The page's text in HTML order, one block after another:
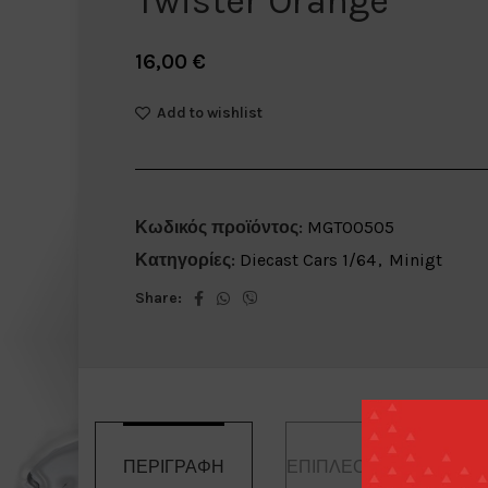
16,00 €
Add to wishlist
Κωδικός προϊόντος: MGT00505
Κατηγορίες: Diecast Cars 1/64, Minigt
Share:
ΠΕΡΙΓΡΑΦΉ ΕΠΙΠΛΈΟΝ